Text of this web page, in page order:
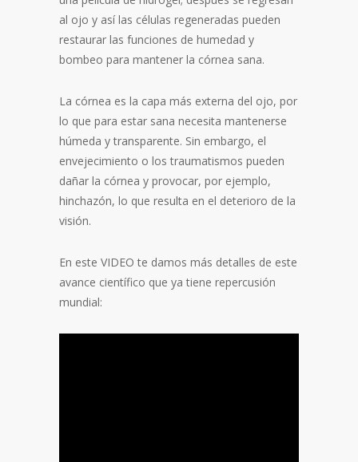
al ojo y así las células regeneradas pueden
restaurar las funciones de humedad y
bombeo para mantener la córnea sana.
La córnea es la capa más externa del ojo, por
lo que para estar sana necesita mantenerse
húmeda y transparente. Sin embargo, el
envejecimiento o los traumatismos pueden
dañar la córnea y provocar, por ejemplo,
hinchazón, lo que resulta en el deterioro de la
visión.
En este VIDEO te damos más detalles de este
avance científico que ya tiene repercusión
mundial: